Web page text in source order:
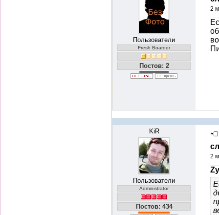
Пользователи
Fresh Boarder
Постов: 2
2
KiR
Пользователи
Administrator
Постов: 434
2